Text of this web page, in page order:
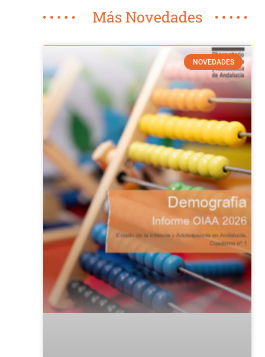
Más Novedades
NOVEDADES